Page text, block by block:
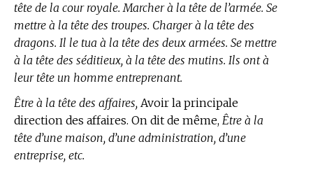
tête de la cour royale. Marcher à la tête de l’armée. Se
mettre à la tête des troupes. Charger à la tête des
dragons. Il le tua à la tête des deux armées. Se mettre
à la tête des séditieux, à la tête des mutins. Ils ont à
leur tête un homme entreprenant.
Être à la tête des affaires, Avoir la principale
direction des affaires. On dit de même, Être à la
tête d’une maison, d’une administration, d’une
entreprise, etc.